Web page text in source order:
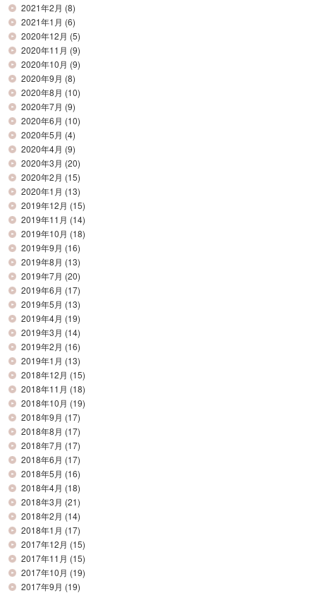
2021年2月 (8)
2021年1月 (6)
2020年12月 (5)
2020年11月 (9)
2020年10月 (9)
2020年9月 (8)
2020年8月 (10)
2020年7月 (9)
2020年6月 (10)
2020年5月 (4)
2020年4月 (9)
2020年3月 (20)
2020年2月 (15)
2020年1月 (13)
2019年12月 (15)
2019年11月 (14)
2019年10月 (18)
2019年9月 (16)
2019年8月 (13)
2019年7月 (20)
2019年6月 (17)
2019年5月 (13)
2019年4月 (19)
2019年3月 (14)
2019年2月 (16)
2019年1月 (13)
2018年12月 (15)
2018年11月 (18)
2018年10月 (19)
2018年9月 (17)
2018年8月 (17)
2018年7月 (17)
2018年6月 (17)
2018年5月 (16)
2018年4月 (18)
2018年3月 (21)
2018年2月 (14)
2018年1月 (17)
2017年12月 (15)
2017年11月 (15)
2017年10月 (19)
2017年9月 (19)